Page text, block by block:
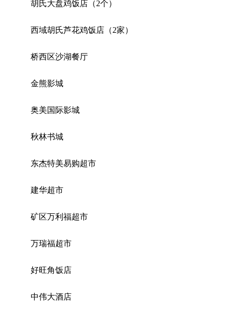
胡氏大盘鸡饭店（2个）
西域胡氏芦花鸡饭店（2家）
桥西区沙湖餐厅
金熊影城
奥美国际影城
秋林书城
东杰特美易购超市
建华超市
矿区万利福超市
万瑞福超市
好旺角饭店
中伟大酒店